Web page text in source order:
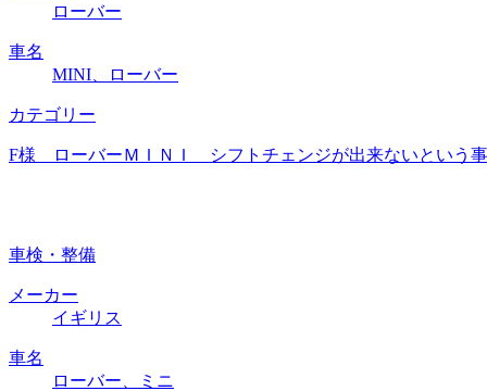
ローバー
車名
MINI、ローバー
カテゴリー
F様 ローバーＭＩＮＩ シフトチェンジが出来ないという
車検・整備
メーカー
イギリス
車名
ローバー、ミニ